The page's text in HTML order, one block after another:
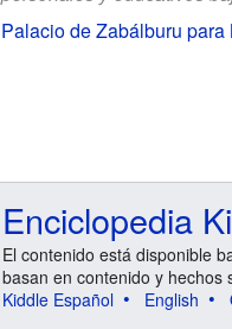
Palacio de Zabálburu para
Enciclopedia
El contenido está disponible
basan en contenido y hechos
Kiddle Español
English